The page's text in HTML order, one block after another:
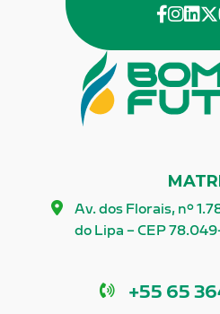
Av. dos Florais, nº
do Lipa – CEP
Telefone
+55 65